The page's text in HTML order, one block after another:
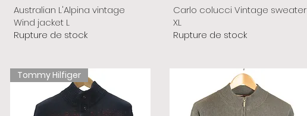
Australian L'Alpina vintage
Wind jacket L
Rupture de stock
Carlo colucci Vintage sweater
XL
Rupture de stock
Tommy Hilfiger